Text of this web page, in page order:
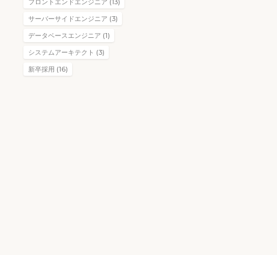
フロントエンドエンジニア (13)
サーバーサイドエンジニア (3)
データベースエンジニア (1)
システムアーキテクト (3)
新卒採用 (16)